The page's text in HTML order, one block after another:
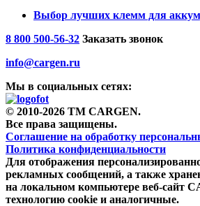
Выбор лучших клемм для
8 800 500-56-32 Заказать звонок
info@cargen.ru
Мы в социальных сетях:
© 2010-2026 TM CARGEN.
Все права защищены.
Соглашение на обработку
Политика конфиденциальности
Для отображения
рекламных сообщений, а также
на локальном компьютере веб-сайт
технологию cookie и аналогичные.